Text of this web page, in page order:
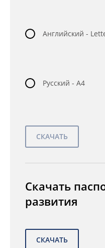
Английский -
Русский - A4
Скачать
развития